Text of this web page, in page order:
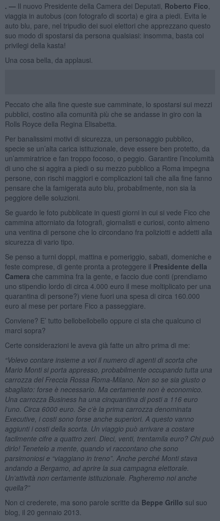
. — Il nuovo Presidente della Camera dei Deputati, Roberto Fico
viaggia in autobus (con fotografo di scorta) e gira a piedi. Evita le
auto blu, pare, nel tripudio dei suoi elettori che apprezzano questo
suo modo di spostarsi da persona qualsiasi: insomma, basta coi
privilegi della kasta!
Una cosa bella, da applausi.
Peccato che alla fine queste sue camminate, lo spostarsi sui mezzi
pubblici, costino alla comunità più che se andasse in giro con la
Rolls Royce della Regina Elisabetta.
Per banalissimi motivi di sicurezza, un personaggio pubblico,
specie se un’alta carica istituzionale, deve essere ben protetto, da
un’ammiratrice e fan troppo focoso, o peggio. Garantire l’incolumità
di uno che si aggira a piedi o su mezzo pubblico a Roma impegna
persone, con rischi maggiori e complicazioni tali che alla fine fanno
pensare che la famigerata auto blu, probabilmente, non sia la
peggiore delle soluzioni.
Se guardo le foto pubblicate in questi giorni in cui si vede Fico che
cammina attorniato da fotografi, giornalisti e curiosi, conto almeno
una ventina di persone che lo circondano fra poliziotti e addetti alla
sicurezza di vario tipo.
Se penso a turni doppi, mattina e pomeriggio, sabati, domeniche e
feste comprese, di gente pronta a proteggere il Presidente della
Camera che cammina fra la gente, e faccio due conti (prendiamo
uno stipendio lordo di circa 4.000 euro il mese moltiplicato per una
quarantina di persone?) viene fuori una spesa di circa 160.000
euro al mese per portare Fico a passeggiare.
Conviene? E’ tutto bellobellobello oppure ci sta che qualcuno ci
marci sopra?
Certe considerazioni le aveva già fatte un altro prima di me:
“Volevo contare insieme a voi il numero di agenti di scorta che
Mario Monti si porta appresso, probabilmente occupando tutta una
carrozza del Freccia Rossa Roma-Milano. Non so se sia giusto o
sbagliato: forse è necessario. Ma certamente non è economico.
Una carrozza Business ha una cinquantina di posti a 116 euro
l’uno. Circa 6000 euro. Se c’è la prima carrozza denominata
Executive, i costi sono forse anche superiori. A questo vanno
aggiunti i costi della scorta. Un viaggio può arrivare a costare
facilmente cifre a quattro zeri. Dieci, venti, trentamila euro? Chi può
dirlo! Tenetelo a mente, quando vi raccontano che sono
parsimoniosi e “viaggiano in treno”. Anche perché Monti stava
andando a Bergamo, ad aprire la sua campagna elettorale.
Un’attività non certamente istituzionale. Pagheremo noi anche
quella?”
Non ci crederete, ma sono parole scritte da Beppe Grillo sul suo
blog, il 20 gennaio 2013.